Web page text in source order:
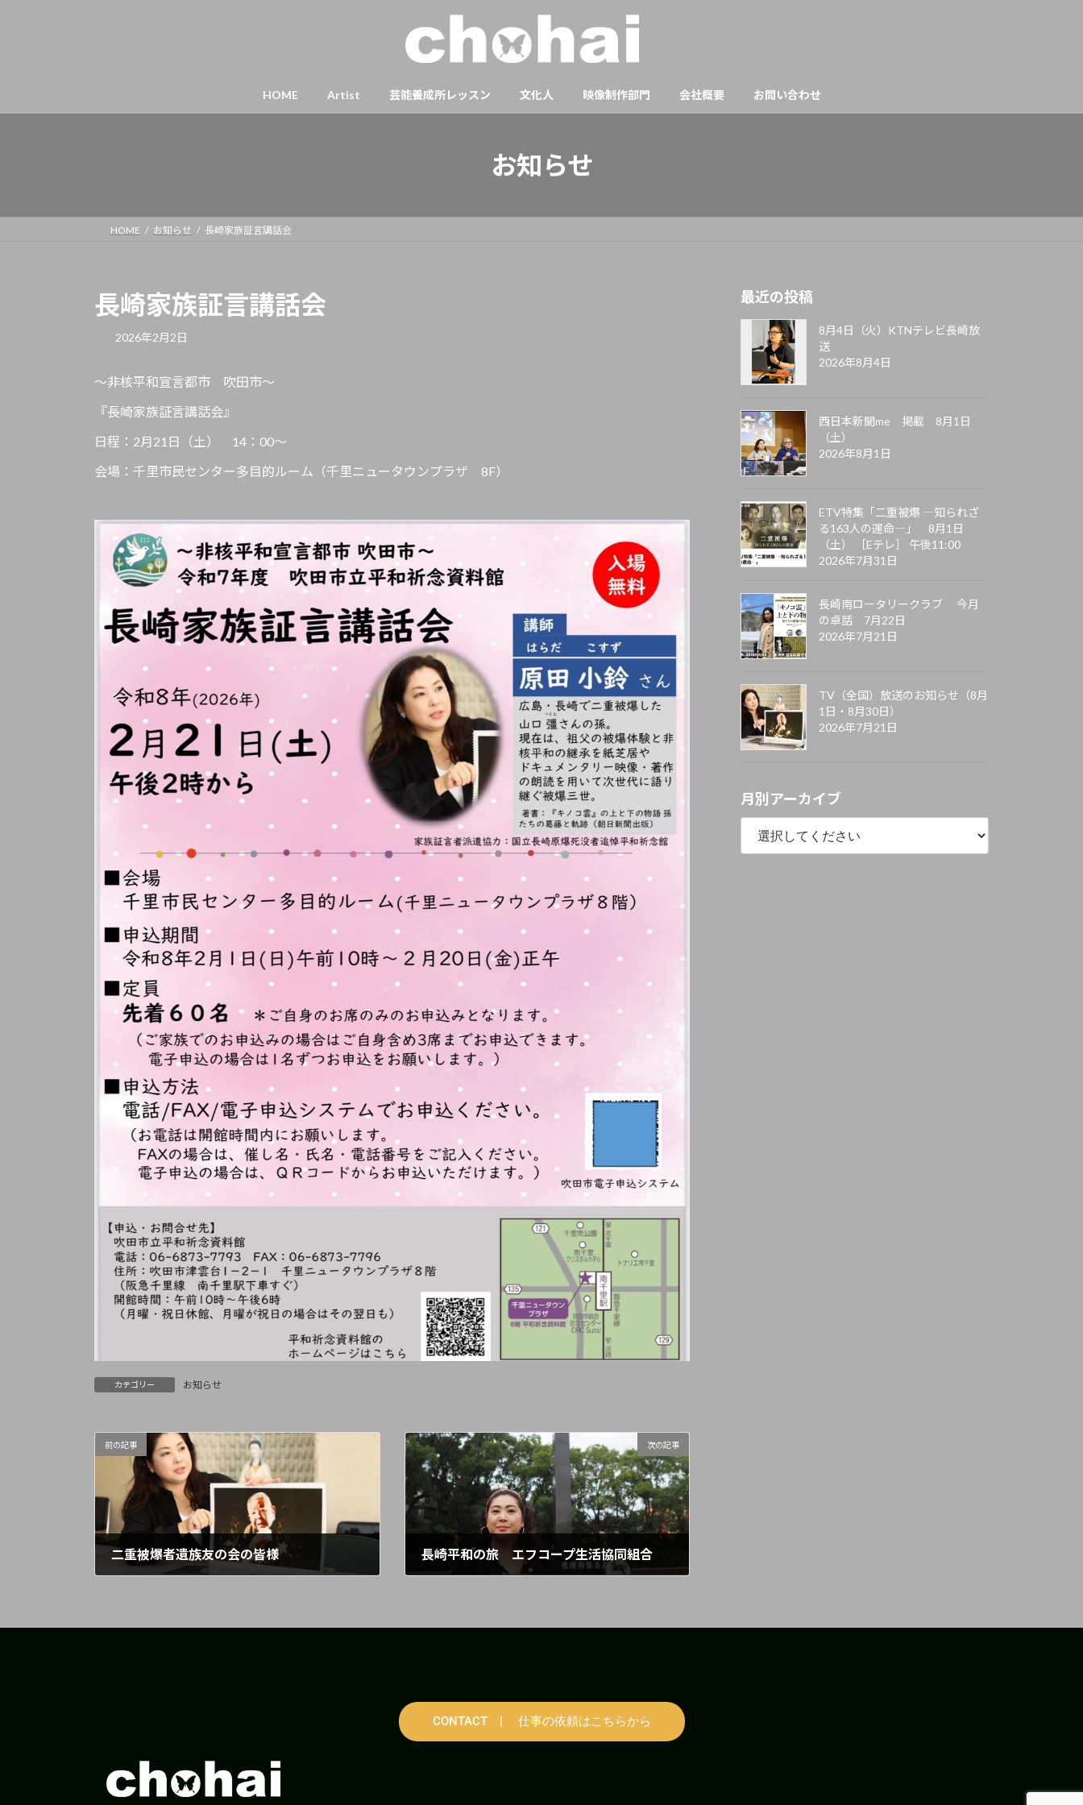
HOME Artist 芸能養成所レッスン 文化人 映像制作部門 会社概要 お問い合わせ
お知らせ
HOME お知らせ 長崎家族証言講話会
長崎家族証言講話会
2026年2月2日
～非核平和宣言都市 吹田市～
『長崎家族証言講話会』
日程：2月21日（土） 14：00～
会場：千里市民センター多目的ルーム（千里ニュータウンプラザ 8F）
カテゴリー お知らせ
前の記事
二重被爆者遺族友の会の皆様
次の記事
長崎平和の旅 エフコープ生活協同組合
最近の投稿
8月4日（火）KTNテレビ長崎放
送
2026年8月4日
西日本新聞me 掲載 8月1日
（土）
2026年8月1日
ETV特集「二重被爆 ―知られざ
る163人の運命―」 8月1日
（土） ［Eテレ］ 午後11:00
2026年7月31日
長崎南ロータリークラブ 今月
の卓話 7月22日
2026年7月21日
TV（全国）放送のお知らせ（8月
1日・8月30日）
2026年7月21日
月別アーカイブ
CONTACT | 仕事の依頼はこちらから